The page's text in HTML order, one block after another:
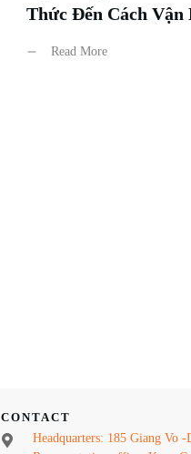
Thức Đến Cách Vận
Read More
CONTACT
Headquarters: 185 Giang Vo